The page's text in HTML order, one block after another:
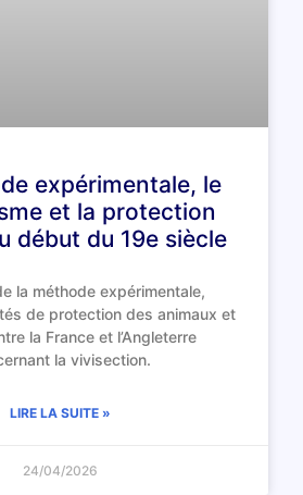
expérimentale, le
et la protection
début du 19e siècle
la méthode expérimentale,
de protection des animaux et
la France et l’Angleterre
la vivisection.
LIRE LA SUITE »
24/04/2026